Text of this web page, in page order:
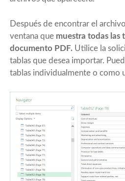
Después de encontrar el
ventana que muestra todas las
documento PDF. Utilice la
tablas que desea importar.
tablas individualmente o como